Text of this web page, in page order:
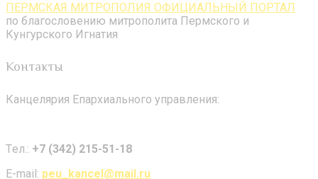
ПЕРМСКАЯ МИТРОПОЛИЯ ОФИЦИАЛЬНЫЙ ПОРТАЛ
по благословению митрополита Пермского и
Кунгурского Игнатия
Контакты
Канцелярия Епархиального управления:
Tел.: +7 (342) 215-51-18
E-mail: peu_kancel@mail.ru